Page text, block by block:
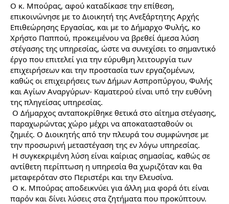
Ο κ. Μπούρας, αφού καταδίκασε την επίθεση,
επικοινώνησε με το Διοικητή της Ανεξάρτητης Αρχής
Επιθεώρησης Εργασίας, και με το Δήμαρχο Φυλής, κο
Χρήστο Παππού, προκειμένου να βρεθεί άμεσα λύση
στέγασης της υπηρεσίας, ώστε να συνεχίσει το σημαντικό
έργο που επιτελεί για την εύρυθμη λειτουργία των
επιχειρήσεων και την προστασία των εργαζομένων,
καθώς οι επιχειρήσεις των Δήμων Ασπροπύργου, Φυλής
και Αγίων Αναργύρων- Καματερού είναι υπό την ευθύνη
της πληγείσας υπηρεσίας.
παραχωρώντας χώρο μέχρι να αποκατασταθούν οι
ζημιές. Ο Διοικητής από την πλευρά του συμφώνησε με
την προσωρινή μεταστέγαση της εν λόγω υπηρεσίας.
αντίθετη περίπτωση η υπηρεσία θα χωριζόταν και θα
μεταφερόταν στο Περιστέρι και την Ελευσίνα.
παρόν και δίνει λύσεις στα ζητήματα που προκύπτουν.